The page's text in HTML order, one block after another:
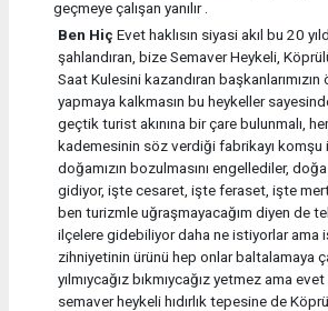
geçmeye çalışan yanılır .
Ben Hiç Evet haklısın siyasi akıl bu 20
şahlandıran, bize Semaver Heykeli,
Saat Kulesini kazandıran
yapmaya kalkmasın bu heykeller
geçtik turist akınına bir çare bulunmalı,
kademesinin söz verdiği fabrikayı komşu
doğamızın bozulmasını engellediler,
gidiyor, işte cesaret, işte feraset, işte
ben turizmle uğraşmayacağım diyen de
ilçelere gidebiliyor daha ne istiyorlar ama
zihniyetinin ürünü hep onlar baltalamaya
yılmıycağız bıkmıycağız yetmez ama
semaver heykeli hıdırlık tepesine de